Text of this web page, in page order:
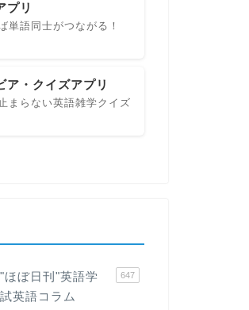
プリ
単語同士がつながる！
ア・クイズアプリ
まらない英語雑学クイズ
ほぼ日刊"英語学
英語コラム
647